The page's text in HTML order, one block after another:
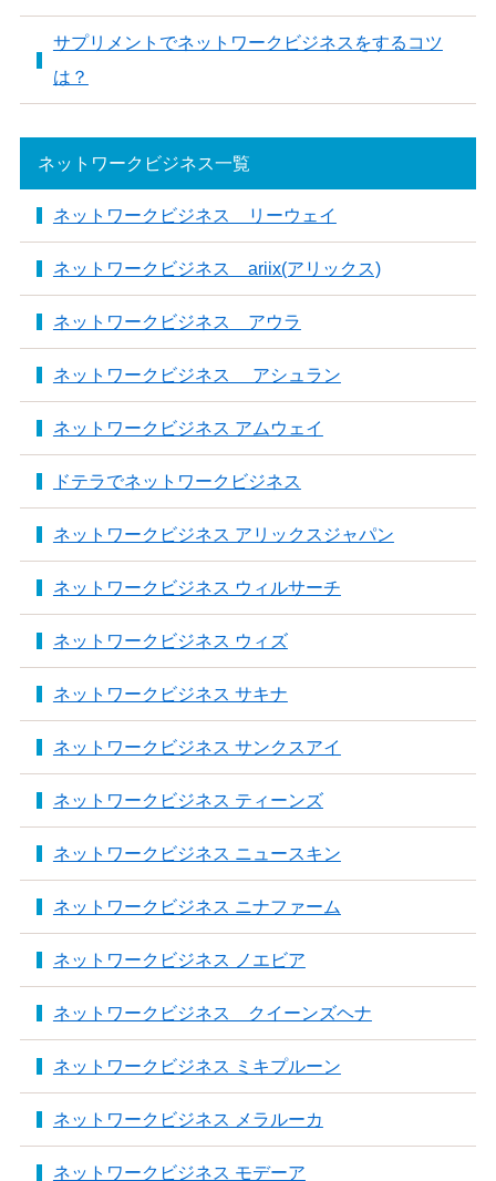
サプリメントでネットワークビジネスをするコツ
は？
ネットワークビジネス一覧
ネットワークビジネス リーウェイ
ネットワークビジネス ariix(アリックス)
ネットワークビジネス アウラ
ネットワークビジネス アシュラン
ネットワークビジネス アムウェイ
ドテラでネットワークビジネス
ネットワークビジネス アリックスジャパン
ネットワークビジネス ウィルサーチ
ネットワークビジネス ウィズ
ネットワークビジネス サキナ
ネットワークビジネス サンクスアイ
ネットワークビジネス ティーンズ
ネットワークビジネス ニュースキン
ネットワークビジネス ニナファーム
ネットワークビジネス ノエビア
ネットワークビジネス クイーンズヘナ
ネットワークビジネス ミキプルーン
ネットワークビジネス メラルーカ
ネットワークビジネス モデーア